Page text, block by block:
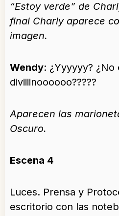
“Estoy verde” de
final Charly aparece
imagen.
Wendy: ¿Yyyyyy? ¿No
diviiiinoooooo?????
Aparecen las
Oscuro.
Escena 4
Luces. Prensa y
escritorio con las